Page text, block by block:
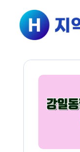
건너뛰기